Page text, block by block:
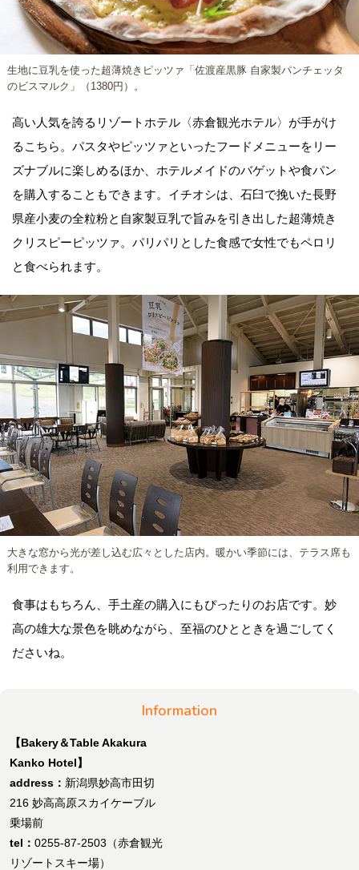
生地に豆乳を使った超薄焼きピッツァ「佐渡産黒豚 自家製パンチェッタ
のビスマルク」（1380円）。
高い人気を誇るリゾートホテル〈赤倉観光ホテル〉が手がけ
るこちら。パスタやピッツァといったフードメニューをリー
ズナブルに楽しめるほか、ホテルメイドのバゲットや食パン
を購入することもできます。イチオシは、石臼で挽いた長野
県産小麦の全粒粉と自家製豆乳で旨みを引き出した超薄焼き
クリスピーピッツァ。パリパリとした食感で女性でもペロリ
と食べられます。
大きな窓から光が差し込む広々とした店内。暖かい季節には、テラス席も
利用できます。
食事はもちろん、手土産の購入にもぴったりのお店です。妙
高の雄大な景色を眺めながら、至福のひとときを過ごしてく
ださいね。
Information
【Bakery＆Table Akakura
Kanko Hotel】
address： 新潟県妙高市田切
216 妙高高原スカイケーブル
乗場前
tel： 0255-87-2503（赤倉観光
リゾートスキー場）